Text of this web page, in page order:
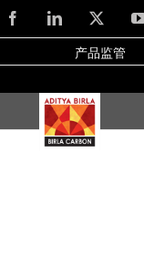
Skip
to
content
FacebookLinkedIn
产品监管